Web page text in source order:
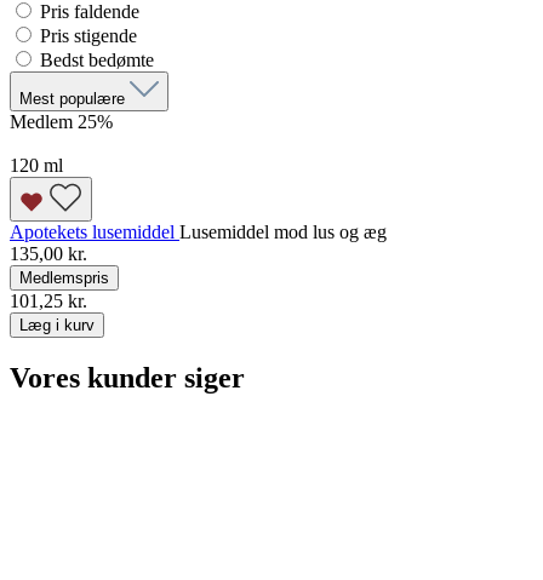
Pris faldende
Pris stigende
Bedst bedømte
Mest populære
Medlem 25%
120 ml
Apotekets lusemiddel Lusemiddel mod lus og æg
135,00 kr.
Medlemspris
101,25 kr.
Læg i kurv
Vores kunder siger